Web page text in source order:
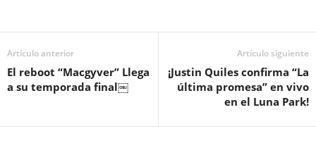
Artículo anterior
El reboot “Macgyver” Llega
a su temporada final￼
Artículo siguiente
¡Justin Quiles confirma “La
última promesa” en vivo
en el Luna Park!